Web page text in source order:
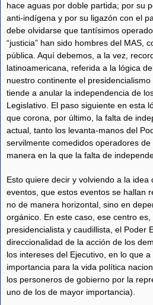
hace aguas por doble partida; por su
anti-indígena y por su ligazón con el
debe olvidarse que tantísimos
“justicia” han sido hombres del MAS,
pública. Aquí debemos, a la vez,
latinoamericana, referida a la lógica
nuestro continente el
tiende a anular la independencia de
Legislativo. El paso siguiente en esta
que corona, por último, la falta de
actual, tanto los levanta-manos del
servilmente comedidos operadores de
manera en la que la falta de
Esto quiere decir y volviendo a la
eventos, que estos eventos se hallan
no de manera horizontal, sino en
orgánico. En este caso, ese centro
presidencialista y caudillista, el Poder
direccionalidad de la acción de los
los intereses del Ejecutivo, en lo que
importancia para la vida política
los personeros de gobierno por la
uno de los de mayor importancia).